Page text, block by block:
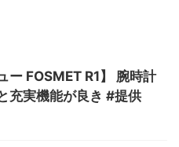
ー FOSMET R1】 腕時計
充実機能が良き #提供